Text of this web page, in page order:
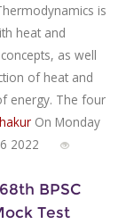
is
heat and
as well
of heat and
energy. The four
On Monday
2022
BPSC
Test